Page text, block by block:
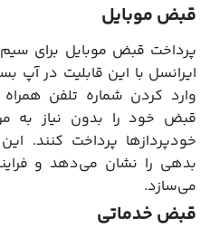
قبض موبایل
پرداخت قبض موبایل برای
ایرانسل با این قابلیت در آپ
وارد کردن شماره تلفن
قبض خود را بدون نیاز به
خودپردازها پرداخت کنند.
بدهی را نشان می‌دهد و
می‌سازد.
قبض خدماتی